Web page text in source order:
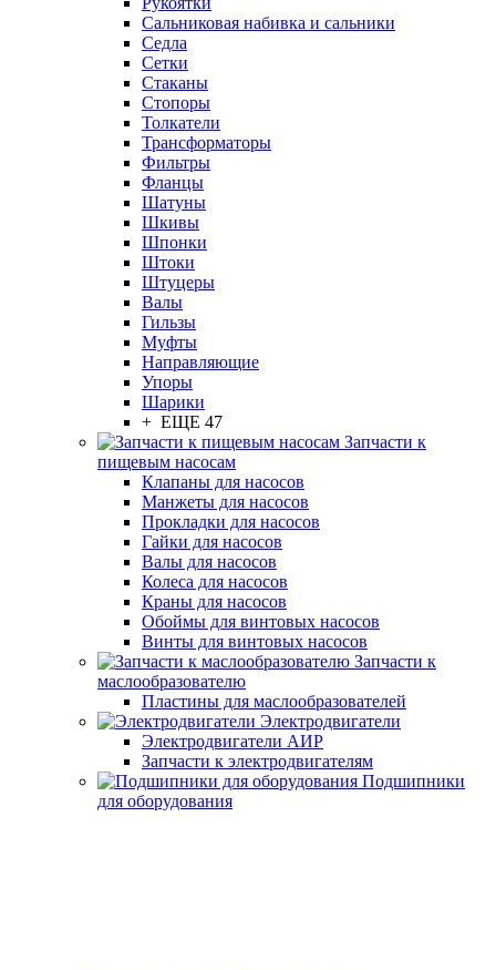
Сальниковая набивка и сальники
Седла
Сетки
Стаканы
Стопоры
Толкатели
Трансформаторы
Фильтры
Фланцы
Шатуны
Шкивы
Шпонки
Штоки
Штуцеры
Валы
Гильзы
Муфты
Направляющие
Упоры
Шарики
+ ЕЩЕ 47
Запчасти к
пищевым насосам
Клапаны для насосов
Манжеты для насосов
Прокладки для насосов
Гайки для насосов
Валы для насосов
Колеса для насосов
Краны для насосов
Обоймы для винтовых насосов
Винты для винтовых насосов
Запчасти к
маслообразователю
Пластины для маслообразователей
Электродвигатели
Электродвигатели АИР
Запчасти к электродвигателям
Подшипники
для оборудования